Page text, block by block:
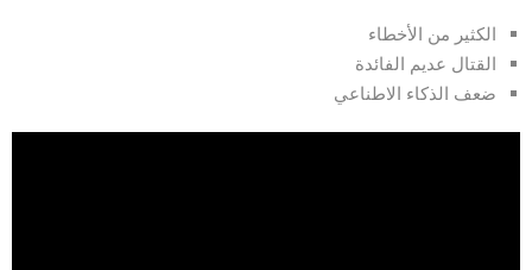
الكثير من الأخطاء
القتال عديم الفائدة
ضعف الذكاء الاطناعي